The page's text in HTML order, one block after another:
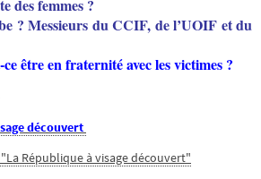
des femmes ?
? Messieurs du CCIF, de l’UOIF et du
ce être en fraternité avec les victimes ?
découvert